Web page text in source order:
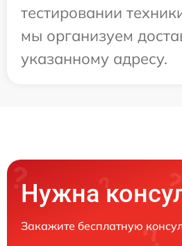
тестировании
мы организуем
указанному адресу.
Нужна
Закажите бесплатную